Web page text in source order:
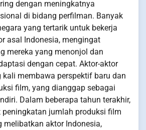
dengan meningkatnya
di bidang perfilman. Banyak
yang tertarik untuk bekerja
asal Indonesia, mengingat
mereka yang menonjol dan
dengan cepat. Aktor-aktor
kali membawa perspektif baru dan
film, yang dianggap sebagai
Dalam beberapa tahun terakhir,
jumlah produksi film
melibatkan aktor Indonesia,